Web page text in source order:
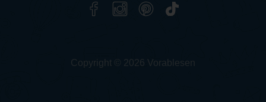
Copyright © 2026 Vorablesen